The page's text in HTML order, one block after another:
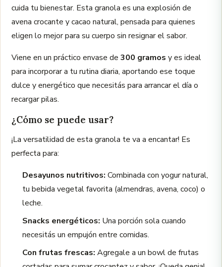
cuida tu bienestar. Esta granola es una explosión de
avena crocante y cacao natural, pensada para quienes
eligen lo mejor para su cuerpo sin resignar el sabor.
Viene en un práctico envase de 300 gramos y es ideal
para incorporar a tu rutina diaria, aportando ese toque
dulce y energético que necesitás para arrancar el día o
recargar pilas.
¿Cómo se puede usar?
¡La versatilidad de esta granola te va a encantar! Es
perfecta para:
Desayunos nutritivos: Combinada con yogur natural,
tu bebida vegetal favorita (almendras, avena, coco) o
leche.
Snacks energéticos: Una porción sola cuando
necesitás un empujón entre comidas.
Con frutas frescas: Agregale a un bowl de frutas